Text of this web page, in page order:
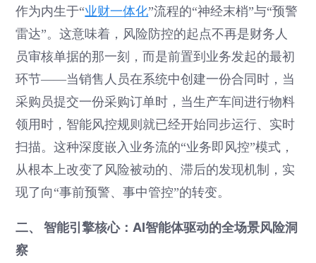
作为内生于“业财一体化”流程的“神经末梢”与“预警
雷达”。这意味着，风险防控的起点不再是财务人
员审核单据的那一刻，而是前置到业务发起的最初
环节——当销售人员在系统中创建一份合同时，当
采购员提交一份采购订单时，当生产车间进行物料
领用时，智能风控规则就已经开始同步运行、实时
扫描。这种深度嵌入业务流的“业务即风控”模式，
从根本上改变了风险被动的、滞后的发现机制，实
现了向“事前预警、事中管控”的转变。
二、 智能引擎核心：AI智能体驱动的全场景风险洞
察